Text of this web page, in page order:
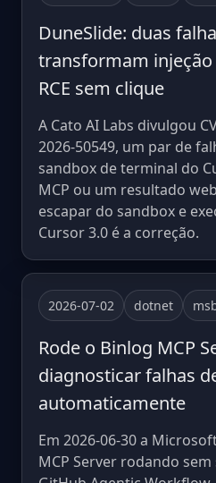
DuneSlide: duas
transformam
RCE sem clique
A Cato AI Labs divulgou
2026-50549, um par de
sandbox de terminal do
MCP ou um resultado
escapar do sandbox e
Cursor 3.0 é a correção.
2026-07-02 dotnet
Rode o Binlog MCP
diagnosticar falhas
automaticamente
Em 2026-06-30 a
MCP Server rodando